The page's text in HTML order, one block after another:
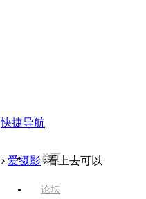
快捷导航
首页
论坛
› 爱摄影 ›看上去可以